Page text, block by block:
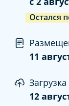
Остался
11
12